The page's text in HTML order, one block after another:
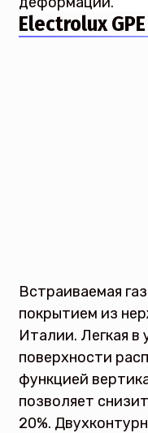
Electrolux
Встраиваемая
покрытием из
Италии. Легкая
поверхности
функцией
позволяет
20%.